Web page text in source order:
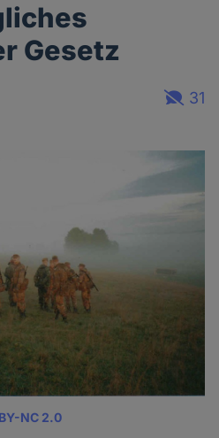
Gesetz
31
NC 2.0